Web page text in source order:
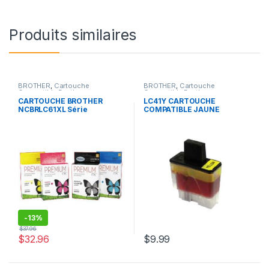
Produits similaires
BROTHER, Cartouche
Compatible Brother
CARTOUCHE BROTHER
NCBRLC61XL Série
-13%
$32.96
$37.96
BROTHER, Cartouche
Compatible Brother
LC41Y CARTOUCHE
COMPATIBLE JAUNE
$9.99